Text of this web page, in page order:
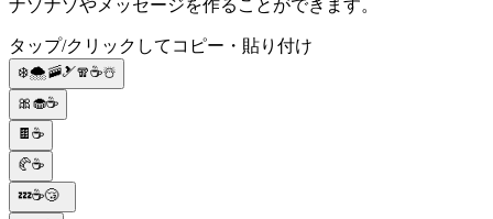
ナゾナゾやメッセージを作ることができます。
タップ/クリックしてコピー・貼り付け
❄️🌨️🚠🎿🧣☕☃️
🎀🧁☕
🍫☕
🥐☕
💤☕😴